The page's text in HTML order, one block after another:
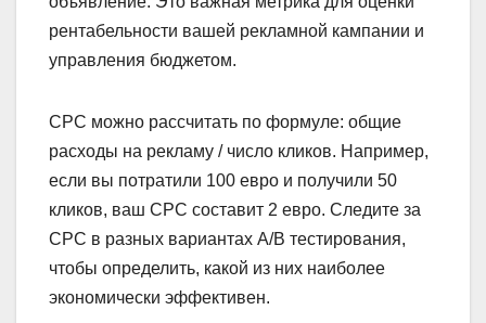
рентабельности вашей рекламной кампании и
управления бюджетом.
CPC можно рассчитать по формуле: общие
расходы на рекламу / число кликов. Например,
если вы потратили 100 евро и получили 50
кликов, ваш CPC составит 2 евро. Следите за
CPC в разных вариантах A/B тестирования,
чтобы определить, какой из них наиболее
экономически эффективен.